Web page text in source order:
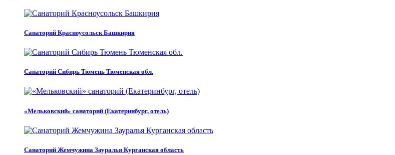
Санаторий Красноусольск Башкирия
Санаторий Сибирь Тюмень Тюменская обл.
«Мельковский» санаторий (Екатеринбург, отель)
Санаторий Жемчужина Зауралья Курганская область